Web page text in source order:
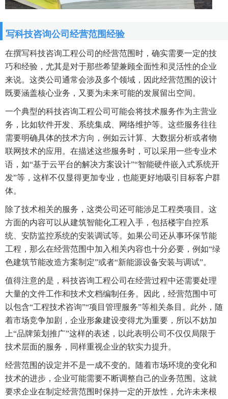
写科技咨询公司经营范围经验
在撰写科技咨询工程公司的经营范围时，确实需要一定的技
巧和经验，尤其是对于那些希望兼顾全面性和灵活性的企业
来说。这类公司通常会涉及多个领域，因此经营范围的设计
既要涵盖核心业务，又要为未来可能的发展留出空间。
一个典型的科技咨询工程公司可能会将技术服务作为主营业
务，比如软件开发、系统集成、网络维护等。这些服务往往
需要明确具体的技术方向，例如云计算、大数据分析或者物
联网技术的应用。在描述这些服务时，可以采用一些专业术
语，如“基于云平台的解决方案设计”“智能硬件嵌入式系统开
发”等，这样不仅显得更加专业，也能更好地吸引目标客户群
体。
除了技术相关的服务，这类公司还可能涉足工程类项目。这
方面的内容可以从建筑智能化工程入手，包括楼宇自控系
统、安防监控系统的安装调试等。如果公司还从事环保节能
工程，那么在经营范围中加入相关内容也十分必要，例如“绿
色建筑节能改造方案制定”或者“新能源设备安装与调试”。
值得注意的是，科技咨询工程公司在经营过程中还需要处理
大量的文件工作和技术文档编制任务。因此，经营范围中可
以包含“工程技术咨询”“项目管理服务”等相关条目。此外，随
着市场竞争加剧，企业形象建设变得尤为重要，所以不妨加
上“品牌策划推广”这样的表述，以此表明公司不仅仅局限于
技术层面的服务，同样重视企业的软实力提升。
经营范围的设定并不是一成不变的。随着市场环境的变化和
技术的进步，企业可能需要不断调整自己的业务范围。这就
要求企业在制定经营范围时保持一定的开放性，允许未来根